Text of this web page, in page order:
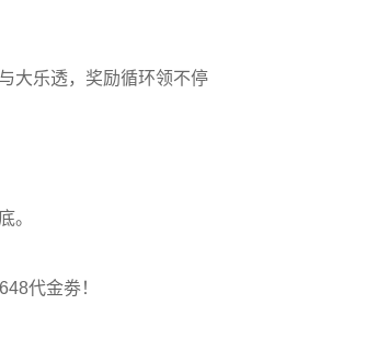
大乐透，奖励循环领不停
。
代金劵！